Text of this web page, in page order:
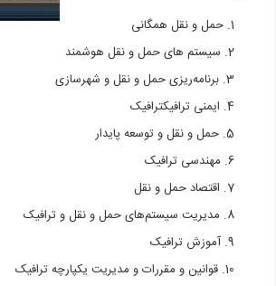
حمل و نقلهمگانی
سیستم های حمل و نقل هوشمند
برنامه‌ریزی حمل و نقل و شهرسازی
ایمنی ترافیکترافیک
حمل و نقل و توسعه پایدار
مهندسی ترافیک
اقتصاد حمل و نقل
مدیریت سیستم‌های حمل‌ و نقل و ترافیک
آموزش ترافیک
قوانین و مقررات و مدیریت یکپارچه ترافیک